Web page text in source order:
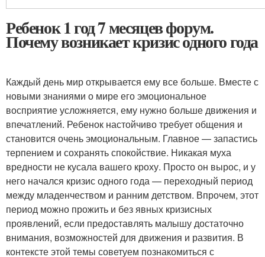
Ребенок 1 год 7 месяцев форум.
Почему возникает кризис одного года
Каждый день мир открывается ему все больше. Вместе с
новыми знаниями о мире его эмоциональное
восприятие усложняется, ему нужно больше движения и
впечатлений. Ребенок настойчиво требует общения и
становится очень эмоциональным. Главное — запастись
терпением и сохранять спокойствие. Никакая муха
вредности не кусала вашего кроху. Просто он вырос, и у
него начался кризис одного года — переходный период
между младенчеством и ранним детством. Впрочем, этот
период можно прожить и без явных кризисных
проявлений, если предоставлять малышу достаточно
внимания, возможностей для движения и развития. В
контексте этой темы советуем познакомиться с